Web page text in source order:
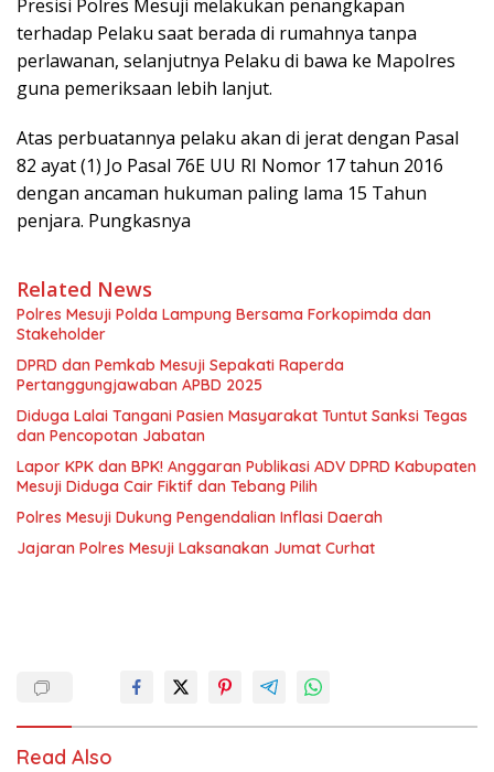
Presisi Polres Mesuji melakukan penangkapan
terhadap Pelaku saat berada di rumahnya tanpa
perlawanan, selanjutnya Pelaku di bawa ke Mapolres
guna pemeriksaan lebih lanjut.
Atas perbuatannya pelaku akan di jerat dengan Pasal
82 ayat (1) Jo Pasal 76E UU RI Nomor 17 tahun 2016
dengan ancaman hukuman paling lama 15 Tahun
penjara. Pungkasnya
Related News
Polres Mesuji Polda Lampung Bersama Forkopimda dan
Stakeholder
DPRD dan Pemkab Mesuji Sepakati Raperda
Pertanggungjawaban APBD 2025
Diduga Lalai Tangani Pasien Masyarakat Tuntut Sanksi Tegas
dan Pencopotan Jabatan
Lapor KPK dan BPK! Anggaran Publikasi ADV DPRD Kabupaten
Mesuji Diduga Cair Fiktif dan Tebang Pilih
Polres Mesuji Dukung Pengendalian Inflasi Daerah
Jajaran Polres Mesuji Laksanakan Jumat Curhat
Read Also